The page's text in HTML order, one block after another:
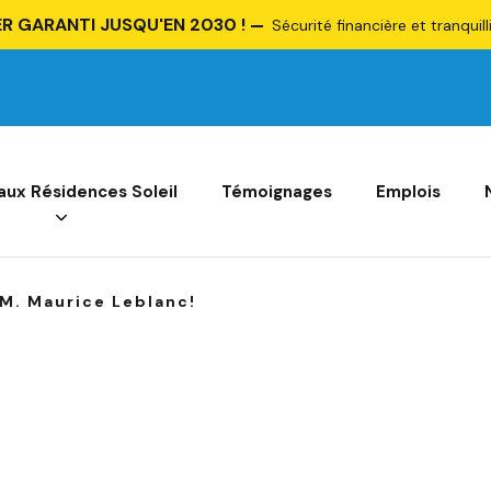
GARANTI JUSQU'EN 2030 ! Sécurité financière et
Résidences Soleil Témoignages Emplois
Maurice Leblanc!